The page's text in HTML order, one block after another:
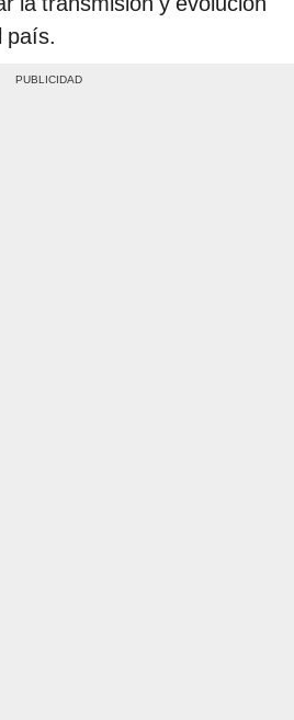
país.